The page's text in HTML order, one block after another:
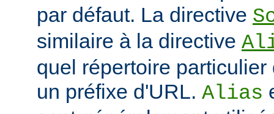
par défaut. La directive
similaire à la directive
quel répertoire
un préfixe d'URL. Alias